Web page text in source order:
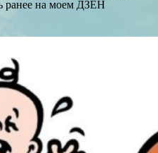
ранее на моем ДЗЕН